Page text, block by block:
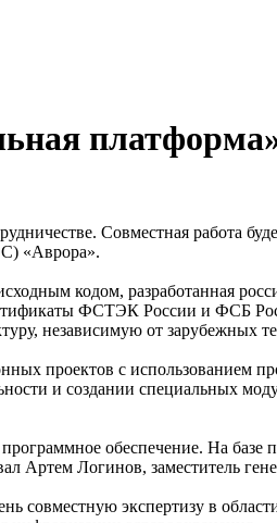
платформа»
Совместная работа
«Аврора».
кодом, разработанная
ФСТЭК России и ФСБ
независимую от зарубежных
проектов с
и создании специальных
обеспечение. На
Артем Логинов, заместитель
экспертизу в